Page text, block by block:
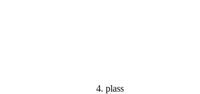
4. plass